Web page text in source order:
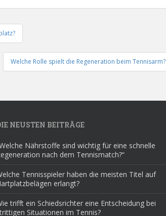
Welche Rolle spielt die Regeneration beim Tennisarm?
NEUSTEN BEITRÄGE
Nährstoffe sind wichtig für eine schnelle
nach dem Tennismatch?“
Tennisspieler haben die meisten Titel auf
erlangt?
trifft ein Schiedsrichter eine Entscheidung bei
Situationen im Tennis?